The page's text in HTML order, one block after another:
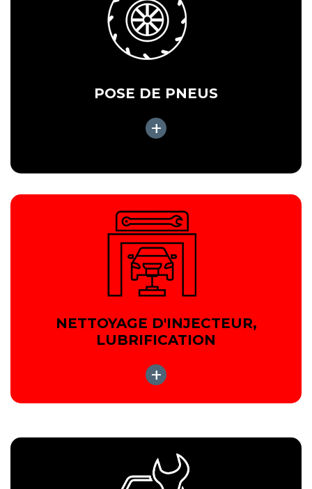
POSE DE PNEUS
+
NETTOYAGE D'INJECTEUR,
LUBRIFICATION
+